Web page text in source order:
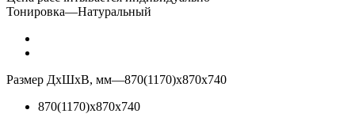
Тонировка—Натуральный
Размер ДхШхВ, мм—870(1170)х870х740
870(1170)х870х740